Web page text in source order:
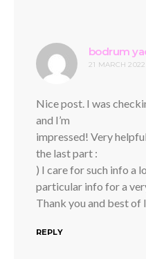
bodrum
21 MARCH
Nice post. I was
and I’m
impressed! Very
the last part :
) I care for such info a
particular info for a
Thank you and best of
REPLY